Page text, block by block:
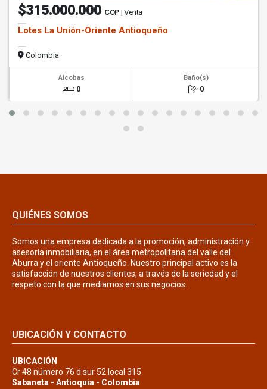
$315.000.000 COP | Venta
Lotes La Unión-Oriente Antioqueño
Colombia
Alcobas
0
Baño(s)
0
QUIÉNES SOMOS
Somos una empresa dedicada a la promoción, administración y
asesoría inmobiliaria, en el área metropolitana del valle del
Aburra y el oriente Antioqueño. Nuestro principal activo es la
satisfacción de nuestros clientes, a través de la seriedad y el
respeto con la que mediamos en sus negocios.
UBICACIÓN Y CONTACTO
UBICACIÓN
Cr 48 número 76 d sur 52 local 315
Sabaneta - Antioquia - Colombia